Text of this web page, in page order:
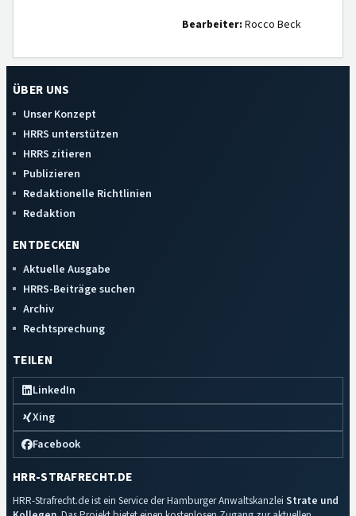
Bearbeiter: Rocco Beck
ÜBER UNS
Unser Konzept
HRRS unterstützen
HRRS zitieren
Publizieren
Redaktionelle Richtlinien
Redaktion
ENTDECKEN
Aktuelle Ausgabe
HRRS-Beiträge suchen
Archiv
Rechtsprechung
TEILEN
LinkedIn
Xing
Facebook
HRR-STRAFRECHT.DE
HRR-Strafrecht.de ist ein Service der Hamburger Anwaltskanzlei Strate und